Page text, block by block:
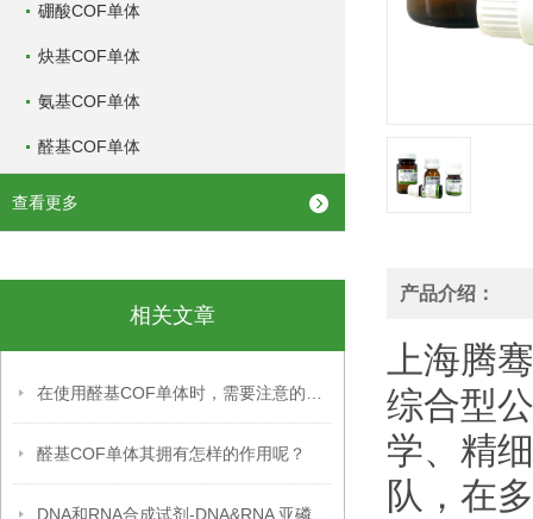
硼酸COF单体
炔基COF单体
氨基COF单体
醛基COF单体
查看更多
相关文章
醛基COF单体其拥有怎样的作用呢？
产品介绍：
上海腾
综合型
学、精
队，在